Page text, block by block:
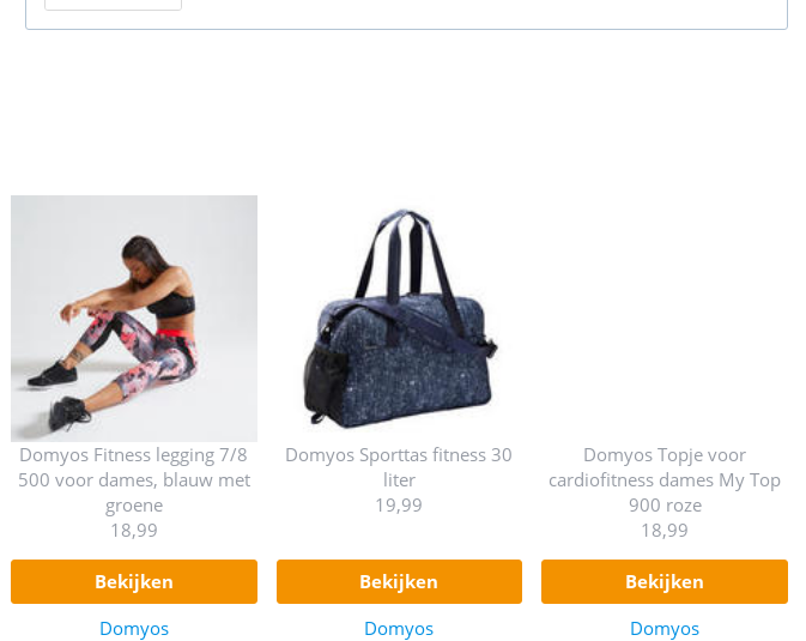
Domyos Fitness legging 7/8
500 voor dames, blauw met
groene
18,99
bekijken
Domyos
Domyos Sporttas fitness 30
liter
19,99
bekijken
Domyos
Domyos Topje voor
cardiofitness dames My Top
900 roze
18,99
bekijken
Domyos